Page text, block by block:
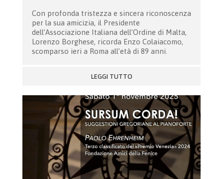
Con profonda tristezza e sincera riconoscenza
per la sua amicizia, il Presidente
dell’Associazione Italiana dell’Ordine di Malta,
Lorenzo Borghese, ricorda Enzo Colaiacomo,
scomparso ieri a Roma all’età di 89 anni.
LEGGI TUTTO